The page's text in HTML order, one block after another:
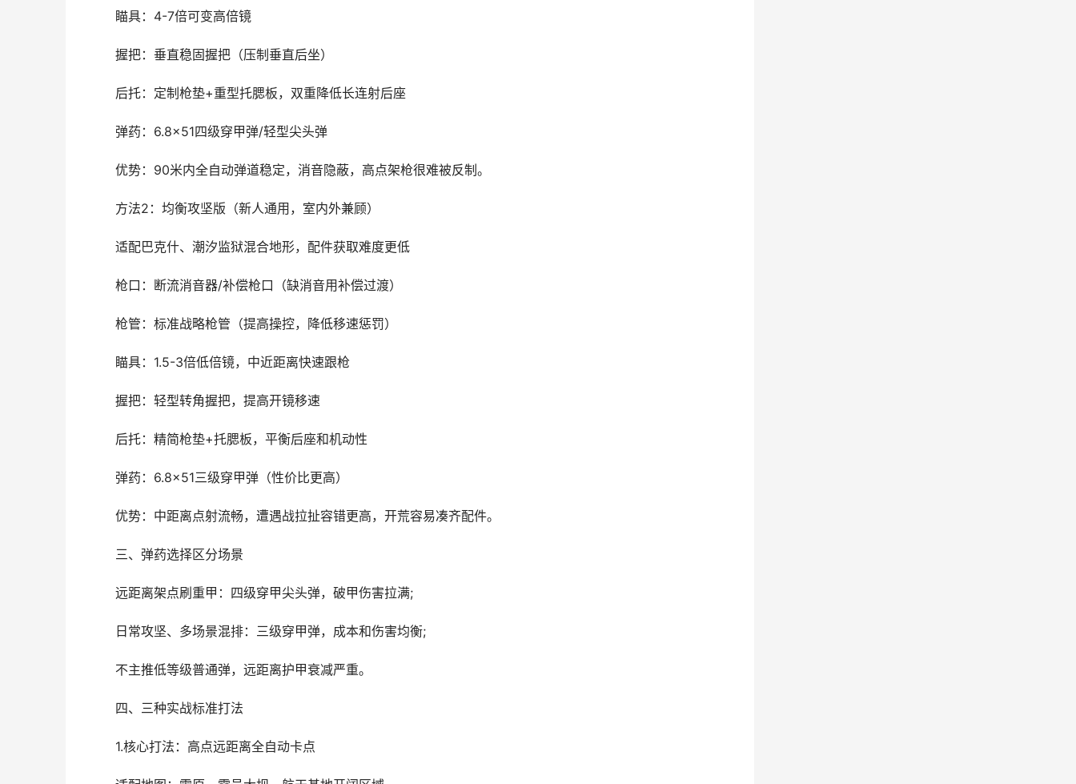
瞄具：4-7倍可变高倍镜
握把：垂直稳固握把（压制垂直后坐）
后托：定制枪垫+重型托腮板，双重降低长连射后座
弹药：6.8×51四级穿甲弹/轻型尖头弹
优势：90米内全自动弹道稳定，消音隐蔽，高点架枪很难被反制。
方法2：均衡攻坚版（新人通用，室内外兼顾）
适配巴克什、潮汐监狱混合地形，配件获取难度更低
枪口：断流消音器/补偿枪口（缺消音用补偿过渡）
枪管：标准战略枪管（提高操控，降低移速惩罚）
瞄具：1.5-3倍低倍镜，中近距离快速跟枪
握把：轻型转角握把，提高开镜移速
后托：精简枪垫+托腮板，平衡后座和机动性
弹药：6.8×51三级穿甲弹（性价比更高）
优势：中距离点射流畅，遭遇战拉扯容错更高，开荒容易凑齐配件。
三、弹药选择区分场景
远距离架点刷重甲：四级穿甲尖头弹，破甲伤害拉满;
日常攻坚、多场景混排：三级穿甲弹，成本和伤害均衡;
不主推低等级普通弹，远距离护甲衰减严重。
四、三种实战标准打法
1.核心打法：高点远距离全自动卡点